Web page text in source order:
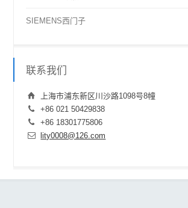
SIEMENS西门子
联系我们
上海市浦东新区川沙路1098号8幢
+86 021 50429838
+86 18301775806
lity0008@126.com